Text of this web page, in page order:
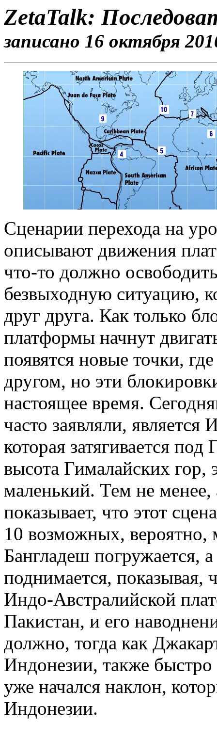
ZetaTalk:
записано 16 октября
Сценарии перехода на
описывают движения
что-то должно
безвыходную ситуацию,
друг друга. Как только
платформы начнут
появятся новые точки,
другом, но эти
настоящее время.
часто заявляли,
которая затягивается
высота Гималайских гор,
маленький. Тем не менее,
показывает, что этот
10 возможных, вероятно,
Бангладеш погружается,
поднимается, показывая,
Индо-Австралийской
Пакистан, и его
должно, тогда как
Индонезии, также быстро
уже начался наклон,
Индонезии.